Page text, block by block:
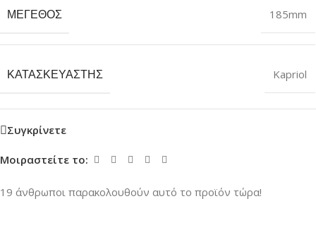
ΜΈΓΕΘΟΣ 185mm
ΚΑΤΑΣΚΕΥΑΣΤΉΣ Kapriol
Συγκρίνετε
Μοιραστείτε το:
19 άνθρωποι παρακολουθούν αυτό το προϊόν τώρα!